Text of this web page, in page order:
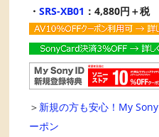
・SRS-XB01 ：4,880円
＞ 新規の方も安心！My
ーポン